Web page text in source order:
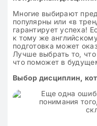
Многие выбирают
популярны или «в
гарантирует успеха!
к тому же
подготовка может
Лучше выбрать то,
что поможет в
Выбор дисциплин,